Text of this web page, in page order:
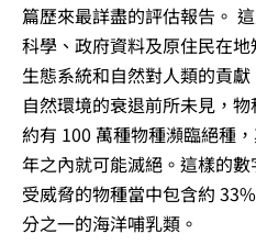
篇歷來最詳盡的評估報告。
科學、政府資料及原住民在
生態系統和自然對人類的貢
自然環境的衰退前所未見，
約有 100 萬種物種瀕臨絕種
年之內就可能滅絕。這樣的
受威脅的物種當中包含約
分之一的海洋哺乳類。